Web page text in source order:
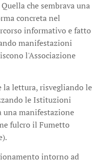
che sembrava una
concreta nel
informativo e fatto
manifestazioni
l'Associazione
la lettura, risvegliando le
le Istituzioni
una manifestazione
fulcro il Fumetto
intorno ad